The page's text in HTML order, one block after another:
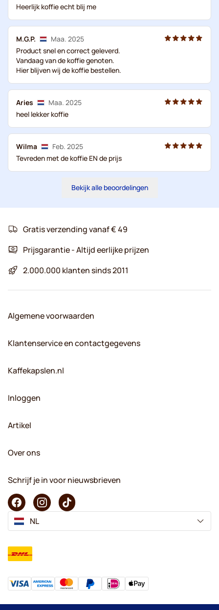
Heerlijk koffie echt blij me
M.G.P.
Maa. 2025
Product snel en correct geleverd.
Vandaag van de koffie genoten.
Hier blijven wij de koffie bestellen.
Aries
Maa. 2025
heel lekker koffie
Wilma
Feb. 2025
Tevreden met de koffie EN de prijs
Bekijk alle beoordelingen
Gratis verzending vanaf € 49
Prijsgarantie - Altijd eerlijke prijzen
2.000.000 klanten sinds 2011
Algemene voorwaarden
Klantenservice en contactgegevens
Kaffekapslen.nl
Inloggen
Artikel
Over ons
Schrijf je in voor nieuwsbrieven
NL